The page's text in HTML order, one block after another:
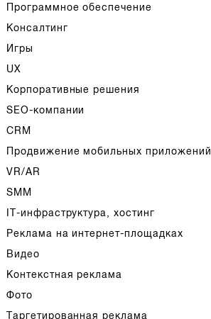
Программное обеспечение
Консалтинг
Игры
UX
Корпоративные решения
SEO-компании
CRM
Продвижение мобильных приложений
VR/AR
SMM
IT-инфраструктура, хостинг
Реклама на интернет-площадках
Видео
Контекстная реклама
Фото
Таргетированная реклама